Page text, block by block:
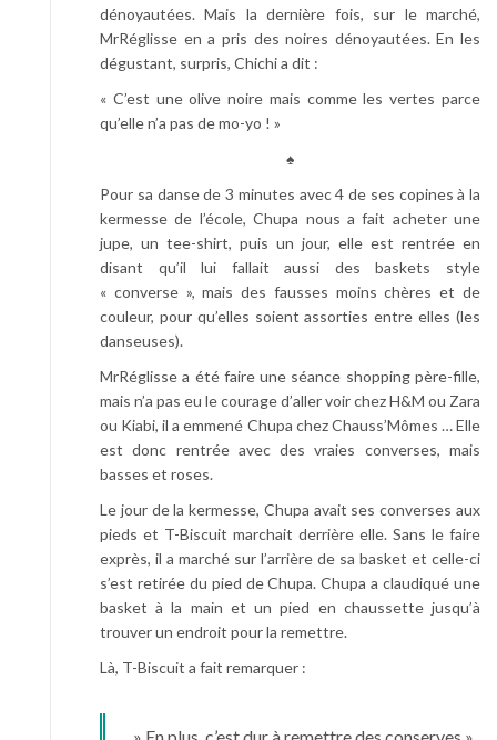
dénoyautées. Mais la dernière fois, sur le marché,
MrRéglisse en a pris des noires dénoyautées. En les
dégustant, surpris, Chichi a dit :
« C’est une olive noire mais comme les vertes parce
qu’elle n’a pas de mo-yo ! »
♠
Pour sa danse de 3 minutes avec 4 de ses copines à la
kermesse de l’école, Chupa nous a fait acheter une
jupe, un tee-shirt, puis un jour, elle est rentrée en
disant qu’il lui fallait aussi des baskets style
« converse », mais des fausses moins chères et de
couleur, pour qu’elles soient assorties entre elles (les
danseuses).
MrRéglisse a été faire une séance shopping père-fille,
mais n’a pas eu le courage d’aller voir chez H&M ou Zara
ou Kiabi, il a emmené Chupa chez Chauss’Mômes … Elle
est donc rentrée avec des vraies converses, mais
basses et roses.
Le jour de la kermesse, Chupa avait ses converses aux
pieds et T-Biscuit marchait derrière elle. Sans le faire
exprès, il a marché sur l’arrière de sa basket et celle-ci
s’est retirée du pied de Chupa. Chupa a claudiqué une
basket à la main et un pied en chaussette jusqu’à
trouver un endroit pour la remettre.
Là, T-Biscuit a fait remarquer :